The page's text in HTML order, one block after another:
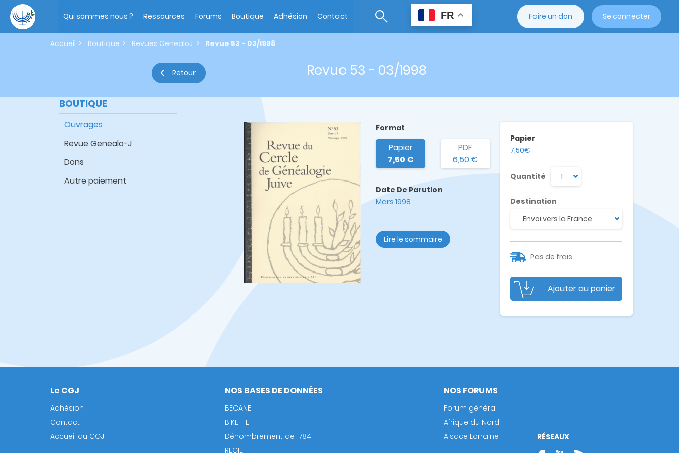
contenu
principal
navigation
Qui sommes nous ? Ressources Forums Boutique Adhésion Contact FR Faire un don Se connecter
Accueil Boutique Revues GenealoJ Revue 53 - 03/1998
Retour Revue 53 - 03/1998
BOUTIQUE
Ouvrages
Revue Genealo-J
Dons
Autre paiement
Format
Papier
7,50 €
PDF
6,50 €
Date De Parution
Mars 1998
Lire le sommaire
Papier
7,50€
Quantité
Destination
Pas de frais
Ajouter au panier
Footer
Le CGJ
Adhésion
Contact
Accueil au CGJ
NOS BASES DE DONNÉES
BECANE
BIKETTE
Dénombrement de 1784
REGIE
NOS FORUMS
Forum général
Afrique du Nord
Alsace Lorraine
RÉSEAUX